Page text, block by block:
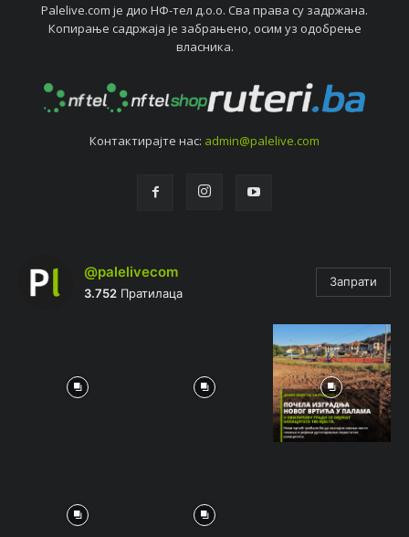
Palelive.com јe дио НФ-тeл д.о.о. Сва права су задржана.
Копирањe садржаја јe забрањeно, осим уз одобрeњe
власника.
Контактирајтe нас: admin@palelive.com
@palelivecom
3.752 Пратилаца
Запрати